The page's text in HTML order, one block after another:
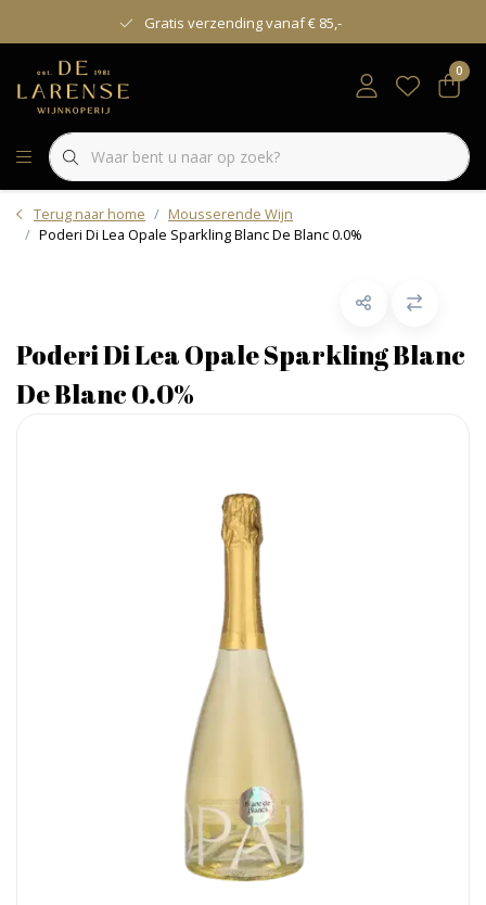
Gratis verzending vanaf € 85,-
0
Terug naar home
Mousserende Wijn
Poderi Di Lea Opale Sparkling Blanc De Blanc 0.0%
Poderi Di Lea Opale Sparkling Blanc
De Blanc 0.0%